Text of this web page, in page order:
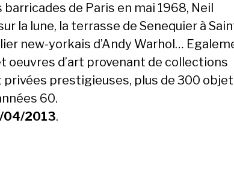
barricades de Paris en mai 1968, Neil
la lune, la terrasse de Senequier à
new-yorkais d’Andy Warhol…
oeuvres d’art provenant de collections
privées prestigieuses, plus de 300
60.
04/2013.